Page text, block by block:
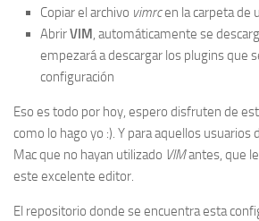
Copiar el archivo vimrcen la carpeta de
AbrirVIM, automáticamente se
empezará a descargar los plugins que
configuración
Eso es todo por hoy, espero disfruten de
como lo hago yo :). Y para aquellos usuarios
Mac que no hayan utilizado VIMantes, que
este excelente editor.
El repositorio donde se encuentra esta